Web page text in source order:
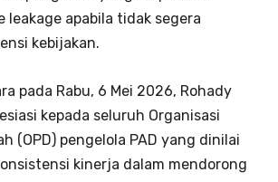
leakage apabila tidak segera
kebijakan.
pada Rabu, 6 Mei 2026, Rohady
kepada seluruh Organisasi
(OPD) pengelola PAD yang dinilai
kinerja dalam mendorong